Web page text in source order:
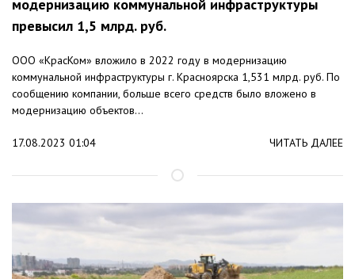
модернизацию коммунальной инфраструктуры
превысил 1,5 млрд. руб.
ООО «КрасКом» вложило в 2022 году в модернизацию
коммунальной инфраструктуры г. Красноярска 1,531 млрд. руб. По
сообщению компании, больше всего средств было вложено в
модернизацию объектов...
17.08.2023 01:04 ЧИТАТЬ ДАЛЕЕ